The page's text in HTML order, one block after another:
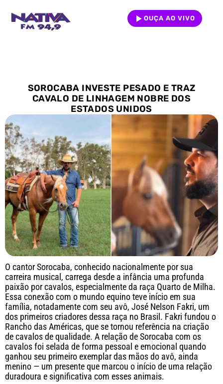
OUÇA AO VIVO
SOROCABA INVESTE PESADO E TRAZ
CAVALO DE LINHAGEM NOBRE DOS
ESTADOS UNIDOS
O cantor Sorocaba, conhecido nacionalmente por sua
carreira musical, carrega desde a infância uma profunda
paixão por cavalos, especialmente da raça Quarto de Milha.
Essa conexão com o mundo equino teve início em sua
família, notadamente com seu avô, José Nelson Fakri, um
dos primeiros criadores dessa raça no Brasil. Fakri fundou o
Rancho das Américas, que se tornou referência na criação
de cavalos de qualidade. A relação de Sorocaba com os
cavalos foi selada de forma pessoal e emocional quando
ganhou seu primeiro exemplar das mãos do avô, ainda
menino — um presente que marcou o início de uma relação
duradoura e significativa com esses animais.